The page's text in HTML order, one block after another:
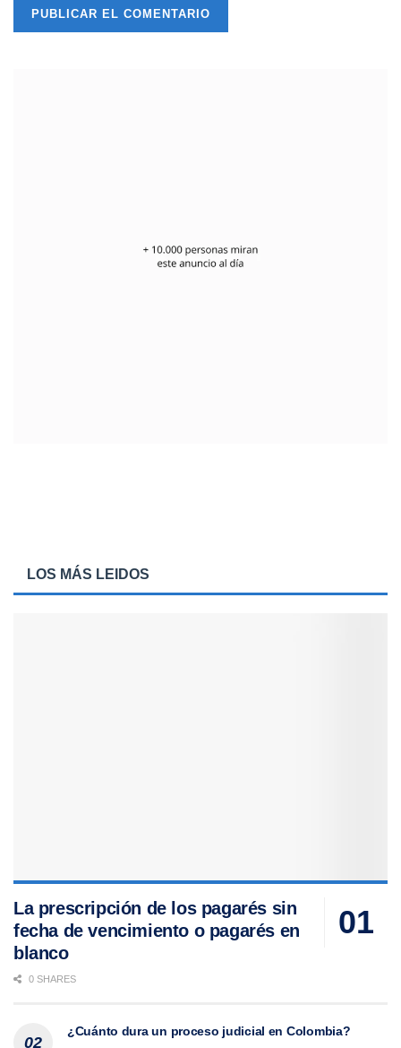
LOS MÁS LEIDOS
La prescripción de los pagarés sin
fecha de vencimiento o pagarés en
blanco
0 SHARES
¿Cuánto dura un proceso judicial en Colombia?